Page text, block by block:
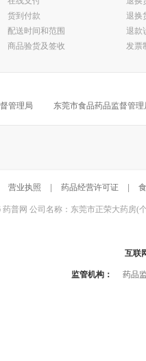
货到付款
配送时间和范围
商品验货及签收
退换
退款
发票
管理局 东莞市食品药品监督管理
营业执照 药品经营许可证
药普网 公司名称：东莞市正荣大药房(
互联
监管机构： 药品